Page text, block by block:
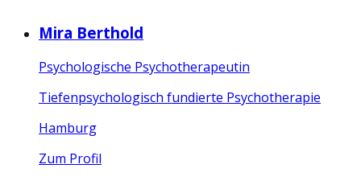
Mira Berthold
Psychologische Psychotherapeutin
Tiefenpsychologisch fundierte Psychotherapie
Hamburg
Zum Profil